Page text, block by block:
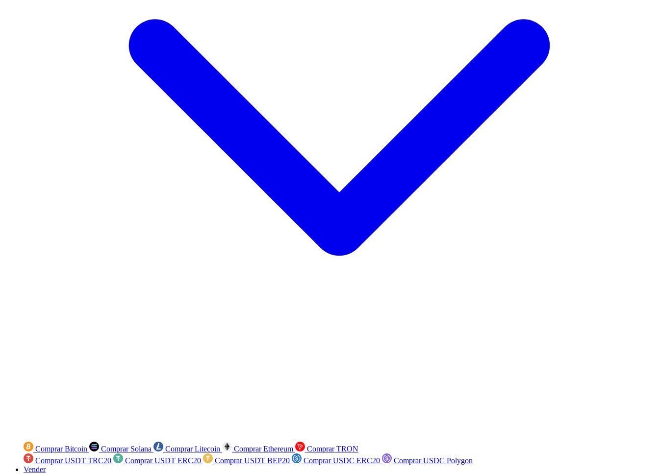
Comprar Bitcoin Comprar Solana Comprar Litecoin Comprar Ethereum
Comprar TRON
Comprar USDT TRC20
Comprar USDT ERC20 Comprar USDT BEP20 Comprar USDC ERC20
Comprar USDC Polygon
Vender